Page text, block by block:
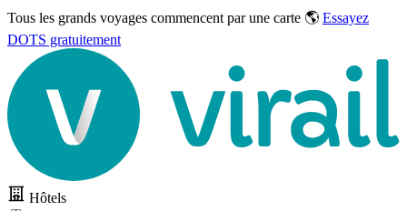
Tous les grands voyages commencent par une carte 🌎 Essayez
DOTS gratuitement
Hôtels